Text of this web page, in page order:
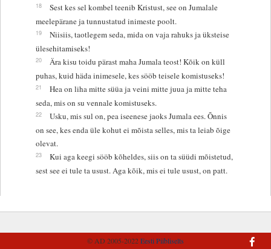
18
Sest kes sel kombel teenib Kristust, see on Jumalale
meelepärane ja tunnustatud inimeste poolt.
19
Niisiis, taotlegem seda, mida on vaja rahuks ja üksteise
ülesehitamiseks!
20
Ära kisu toidu pärast maha Jumala teost! Kõik on küll
puhas, kuid häda inimesele, kes sööb teisele komistuseks!
21
Hea on liha mitte süüa ja veini mitte juua ja mitte teha
seda, mis on su vennale komistuseks.
22
Usku, mis sul on, pea iseenese jaoks Jumala ees. Õnnis
on see, kes enda üle kohut ei mõista selles, mis ta leiab õige
olevat.
23
Kui aga keegi sööb kõheldes, siis on ta süüdi mõistetud,
sest see ei tule ta usust. Aga kõik, mis ei tule usust, on patt.
© AD 2005-2022Eesti Piibliselts